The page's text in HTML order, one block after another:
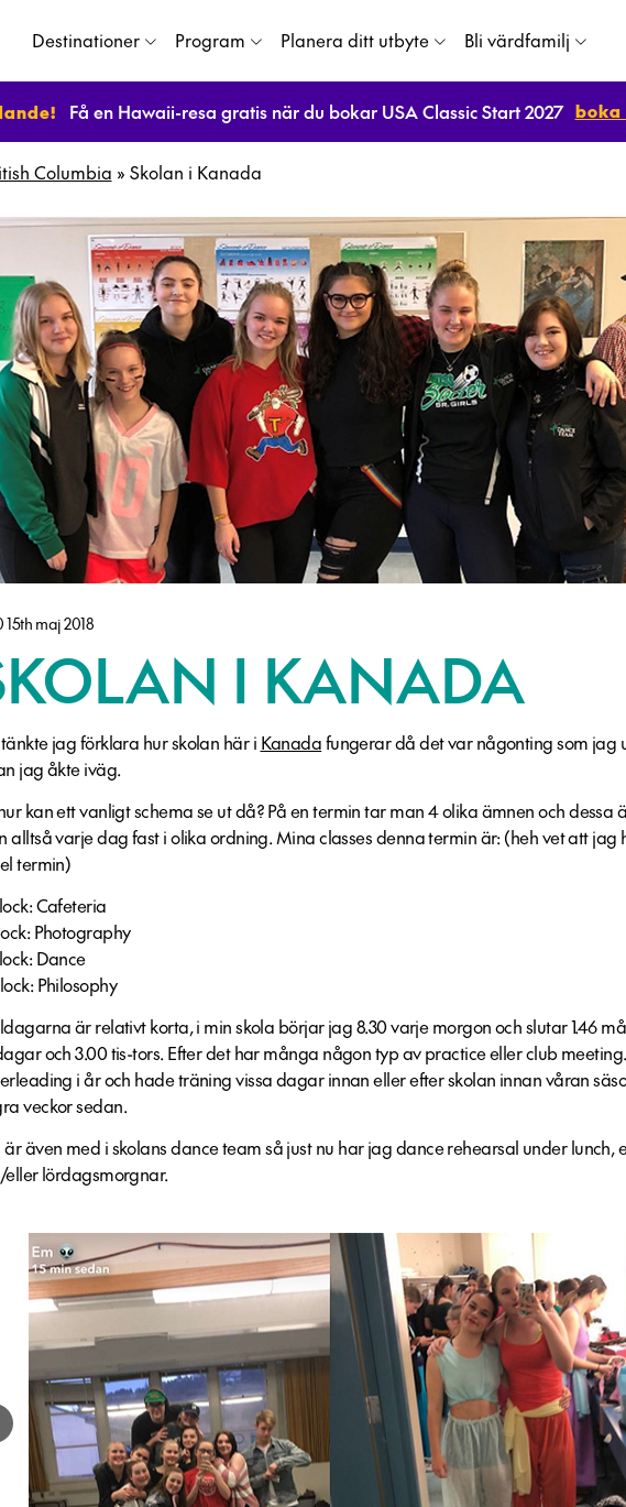
Destinationer Program Planera ditt utbyte Bli värdfamilj
Få en Hawaii-resa gratis när du bokar USA Classic Start 2027 boka
Columbia » Skolan i Kanada
15th maj 2018
I KANADA
jag förklara hur skolan här i Kanadafungerar då det var någonting som jag
jag åkte iväg.
kan ett vanligt schema se ut då? På en termin tar man 4 olika ämnen och dessa
alltså varje dag fast i olika ordning. Mina classes denna termin är: (heh vet att jag
termin)
Cafeteria
Photography
Dance
Philosophy
är relativt korta, i min skola börjar jag 8.30 varje morgon och slutar 1.46
och 3.00 tis-tors. Efter det har många någon typ av practice eller club
i år och hade träning vissa dagar innan eller efter skolan innan våran
veckor sedan.
är även med i skolans dance team så just nu har jag dance rehearsal under lunch,
eller lördagsmorgnar.